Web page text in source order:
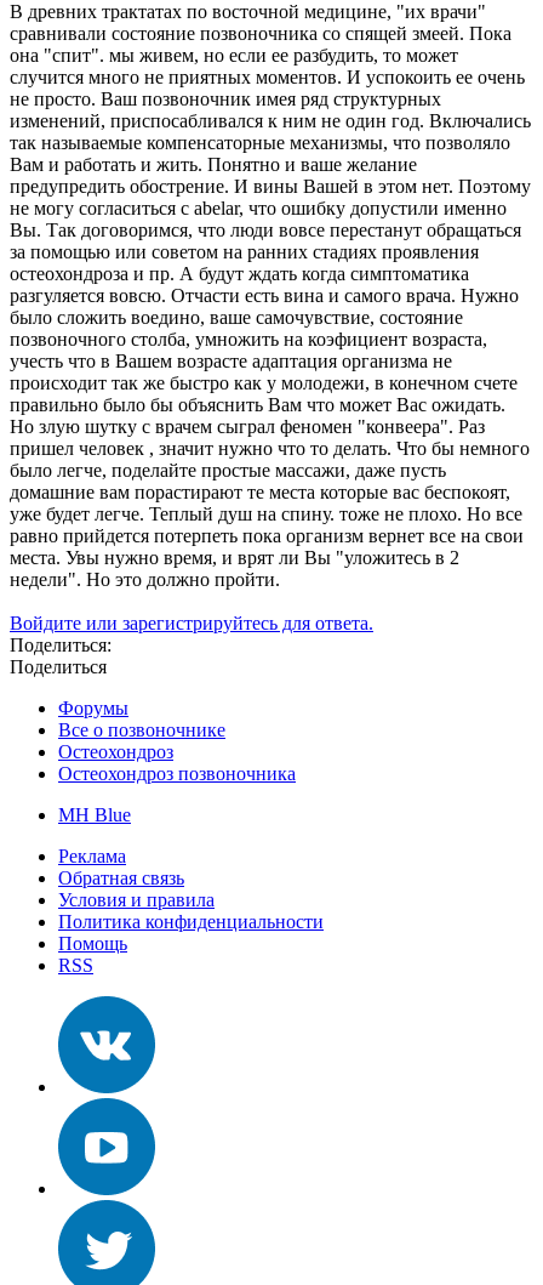
В древних трактатах по восточной медицине, "их врачи"
сравнивали состояние позвоночника со спящей змеей. Пока
она "спит". мы живем, но если ее разбудить, то может
случится много не приятных моментов. И успокоить ее очень
не просто. Ваш позвоночник имея ряд структурных
изменений, приспосабливался к ним не один год. Включались
так называемые компенсаторные механизмы, что позволяло
Вам и работать и жить. Понятно и ваше желание
предупредить обострение. И вины Вашей в этом нет. Поэтому
не могу согласиться с abelar, что ошибку допустили именно
Вы. Так договоримся, что люди вовсе перестанут обращаться
за помощью или советом на ранних стадиях проявления
остеохондроза и пр. А будут ждать когда симптоматика
разгуляется вовсю. Отчасти есть вина и самого врача. Нужно
было сложить воедино, ваше самочувствие, состояние
позвоночного столба, умножить на коэфициент возраста,
учесть что в Вашем возрасте адаптация организма не
происходит так же быстро как у молодежи, в конечном счете
правильно было бы объяснить Вам что может Вас ожидать.
Но злую шутку с врачем сыграл феномен "конвеера". Раз
пришел человек , значит нужно что то делать. Что бы немного
было легче, поделайте простые массажи, даже пусть
домашние вам порастирают те места которые вас беспокоят,
уже будет легче. Теплый душ на спину. тоже не плохо. Но все
равно прийдется потерпеть пока организм вернет все на свои
места. Увы нужно время, и врят ли Вы "уложитесь в 2
недели". Но это должно пройти.
Войдите или зарегистрируйтесь для ответа.
Поделиться:
Поделиться
Форумы
Все о позвоночнике
Остеохондроз
Остеохондроз позвоночника
MH Blue
Реклама
Обратная связь
Условия и правила
Политика конфиденциальности
Помощь
RSS